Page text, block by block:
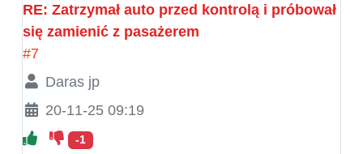
RE: Zatrzymał auto przed kontrolą i próbował
się zamienić z pasażerem
#7
Daras jp
20-11-25 09:19
-1